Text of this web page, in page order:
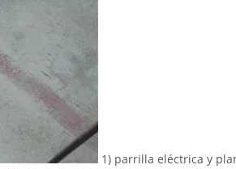
1) parrilla eléctrica y